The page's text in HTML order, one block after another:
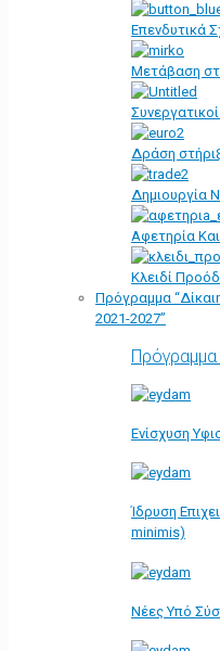
Επενδυτικά
Μετάβαση
Δράση
Δημιουργία
Αφετηρία
Κλειδί
Πρόγραμμα
2021-2027”
Ενίσχυση
Ίδρυση
minimis)
Νέες Υπό